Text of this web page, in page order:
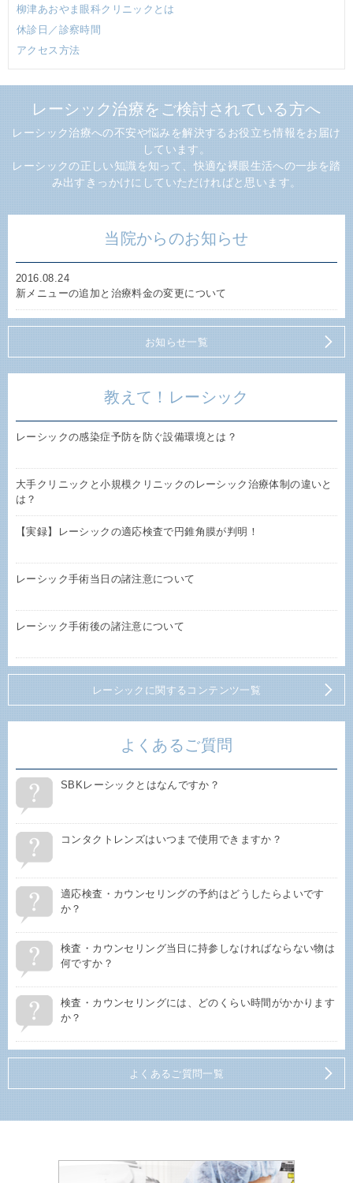
柳津あおやま眼科クリニックとは
休診日／診察時間
アクセス方法
レーシック治療をご検討されている方へ
レーシック治療への不安や悩みを解決するお役立ち情報をお届け
しています。
レーシックの正しい知識を知って、快適な裸眼生活への一歩を踏
み出すきっかけにしていただければと思います。
当院からのお知らせ
2016.08.24
新メニューの追加と治療料金の変更について
お知らせ一覧
教えて！レーシック
レーシックの感染症予防を防ぐ設備環境とは？
大手クリニックと小規模クリニックのレーシック治療体制の違いと
は？
【実録】レーシックの適応検査で円錐角膜が判明！
レーシック手術当日の諸注意について
レーシック手術後の諸注意について
レーシックに関するコンテンツ一覧
よくあるご質問
SBKレーシックとはなんですか？
コンタクトレンズはいつまで使用できますか？
適応検査・カウンセリングの予約はどうしたらよいです
か？
検査・カウンセリング当日に持参しなければならない物は
何ですか？
検査・カウンセリングには、どのくらい時間がかかります
か？
よくあるご質問一覧